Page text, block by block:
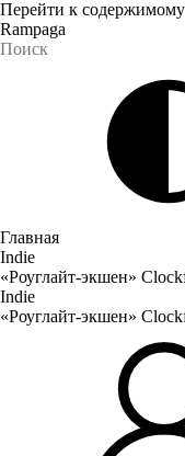
Перейти к содержимому
Rampaga
Главная
Indie
«Роуглайт-экшен»
Indie
«Роуглайт-экшен»